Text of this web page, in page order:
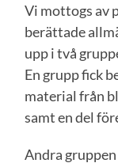
Vi mottogs av
berättade
upp i två
En grupp fick
material från
samt en del
Andra